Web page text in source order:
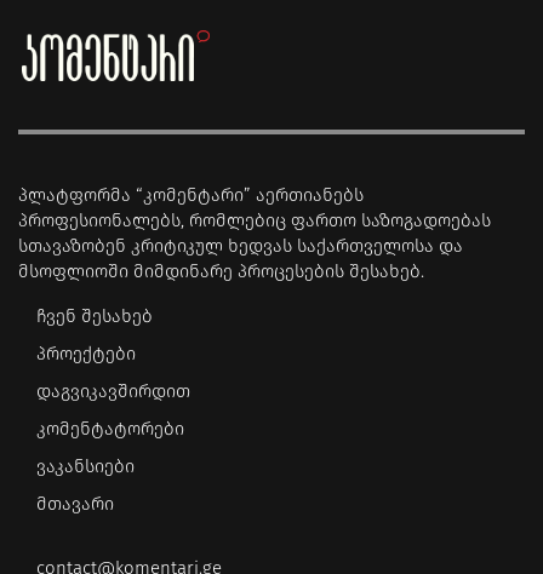
პლატფორმა “კომენტარი” აერთიანებს
პროფესიონალებს, რომლებიც ფართო საზოგადოებას
სთავაზობენ კრიტიკულ ხედვას საქართველოსა და
მსოფლიოში მიმდინარე პროცესების შესახებ.
ჩვენ შესახებ
პროექტები
დაგვიკავშირდით
კომენტატორები
ვაკანსიები
მთავარი
contact@komentari.ge